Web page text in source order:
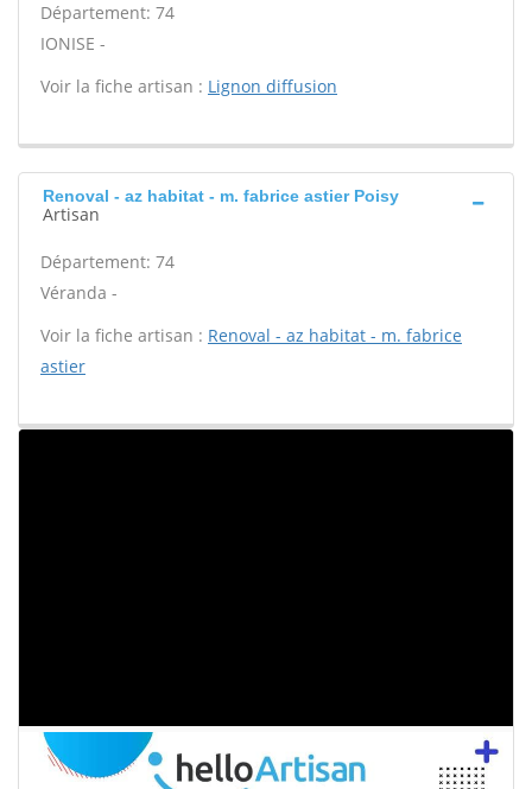
Département: 74
IONISE -
Voir la fiche artisan : Lignon diffusion
Renoval - az habitat - m. fabrice astier Poisy
Artisan
Département: 74
Véranda -
Voir la fiche artisan : Renoval - az habitat - m. fabrice
astier